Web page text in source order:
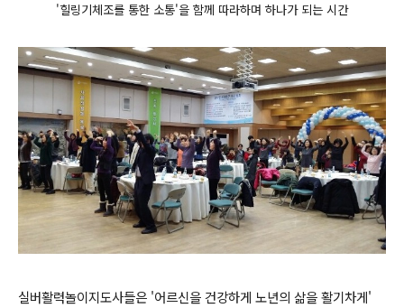
'힐링기체조를 통한 소통'을 함께 따라하며 하나가 되는 시간
실버활력놀이지도사들은 '어르신을 건강하게 노년의 삶을 활기차게'